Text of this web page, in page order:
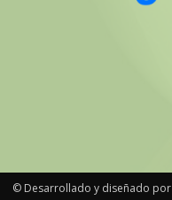
© Desarrollado y diseñado por